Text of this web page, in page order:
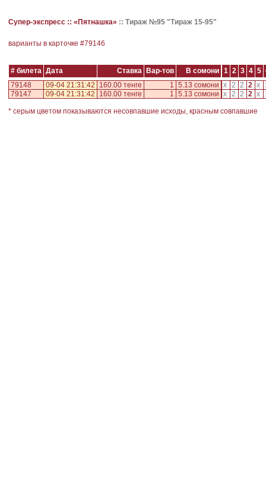
Супер-экспресс :: «Пятнашка» :: Тираж №95 "Тираж 15-95"
варианты в карточке #79146
# билета Дата Ставка Вар-тов В сомони 1 2 3 4 5
79148
09-04 21:31:42 160.00 тенге 1 5.13 сомони x 2 2 2 x
79147
09-04 21:31:42 160.00 тенге 1 5.13 сомони x 2 2 2 x
* серым цветом показываются несовпавшие исходы, красным совпавшие